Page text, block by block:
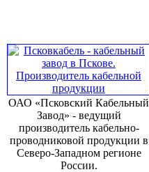
ОАО «Псковский Кабельный
Завод» - ведущий
производитель кабельно-
проводниковой продукции в
Северо-Западном регионе
России.